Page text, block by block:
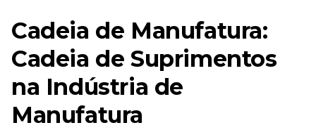
Cadeia de Manufatura:
Cadeia de Suprimentos
na Indústria de
Manufatura